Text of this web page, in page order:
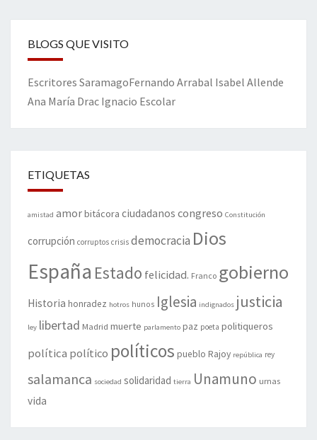
BLOGS QUE VISITO
Escritores SaramagoFernando Arrabal Isabel Allende
Ana María Drac Ignacio Escolar
ETIQUETAS
amistad amorbitácora ciudadanos congreso Constitución
corrupción corruptos crisis democracia Dios
España Estado felicidad. Franco gobierno
Historia honradez hotros hunos Iglesia indignados justicia
ley libertad Madrid muerte parlamento paz poeta politiqueros
política político políticos pueblo Rajoy república rey
salamanca sociedad solidaridad tierra Unamuno urnas
vida